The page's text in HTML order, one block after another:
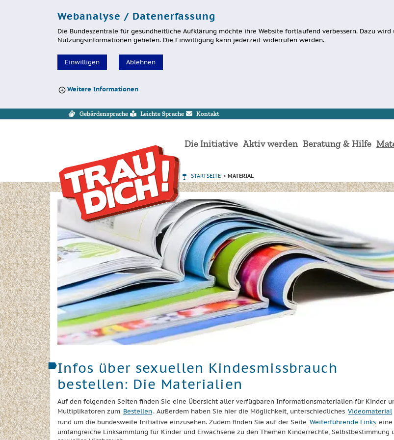
Webanalyse / Datenerfassung
Die Bundeszentrale für gesundheitliche Aufklärung möchte ihre Website fortlaufend verbessern. Dazu
Nutzungsinformationen gebeten. Die Einwilligung kann jederzeit widerrufen werden.
Einwilligen Ablehnen
Weitere Informationen
Sprung zur Servicenavigation
Sprung zur Hauptnavigation Gebärdensprache Leichte Sprache Kontakt
Die Initiative Aktiv werden Beratung & Hilfe
STARTSEITE > MATERIAL
Infos über sexuellen Kindesmissbrauch
bestellen: Die Materialien
Auf den folgenden Seiten finden Sie eine Übersicht aller verfügbaren Informationsmaterialien für Kinder
Multiplikatoren zum Bestellen. Außerdem haben Sie hier die Möglichkeit, unterschiedliches Videomaterial
rund um die bundesweite Initiative einzusehen. Zudem finden Sie auf der Seite Weiterführende Links eine
umfangreiche Linksammlung für Kinder und Erwachsene zu den Themen Kinderrechte, Selbstbestimmung